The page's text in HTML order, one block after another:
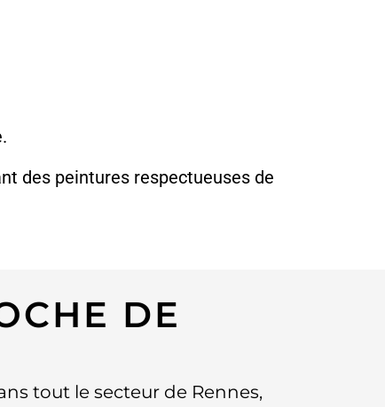
des peintures respectueuses de
DE
tout le secteur de Rennes,